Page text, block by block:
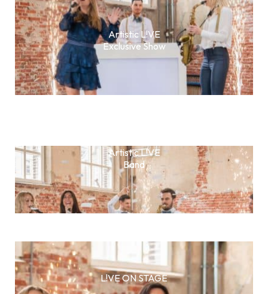
Artistic L!VE
Exclusive Show
Artistic L!VE
Band
L!VE ON STAGE